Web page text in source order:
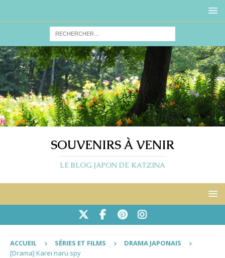
SOUVENIRS À VENIR
LE BLOG JAPON DE KATZINA
ACCUEIL SÉRIES ET FILMS
DRAMA JAPONAIS
[Drama] Karei naru spy